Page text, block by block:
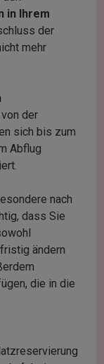
in Ihrem
der
mehr
der
sich bis zum
Abflug
nach
dass Sie
ändern
die in die